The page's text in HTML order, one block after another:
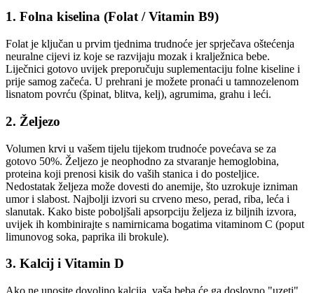
1. Folna kiselina (Folat / Vitamin B9)
Folat je ključan u prvim tjednima trudnoće jer sprječava oštećenja
neuralne cijevi iz koje se razvijaju mozak i kralježnica bebe.
Liječnici gotovo uvijek preporučuju suplementaciju folne kiseline i
prije samog začeća. U prehrani je možete pronaći u tamnozelenom
lisnatom povrću (špinat, blitva, kelj), agrumima, grahu i leći.
2. Željezo
Volumen krvi u vašem tijelu tijekom trudnoće povećava se za
gotovo 50%. Željezo je neophodno za stvaranje hemoglobina,
proteina koji prenosi kisik do vaših stanica i do posteljice.
Nedostatak željeza može dovesti do anemije, što uzrokuje izniman
umor i slabost. Najbolji izvori su crveno meso, perad, riba, leća i
slanutak. Kako biste poboljšali apsorpciju željeza iz biljnih izvora,
uvijek ih kombinirajte s namirnicama bogatima vitaminom C (poput
limunovog soka, paprika ili brokule).
3. Kalcij i Vitamin D
Ako ne unosite dovoljno kalcija, vaša beba će ga doslovno "uzeti"